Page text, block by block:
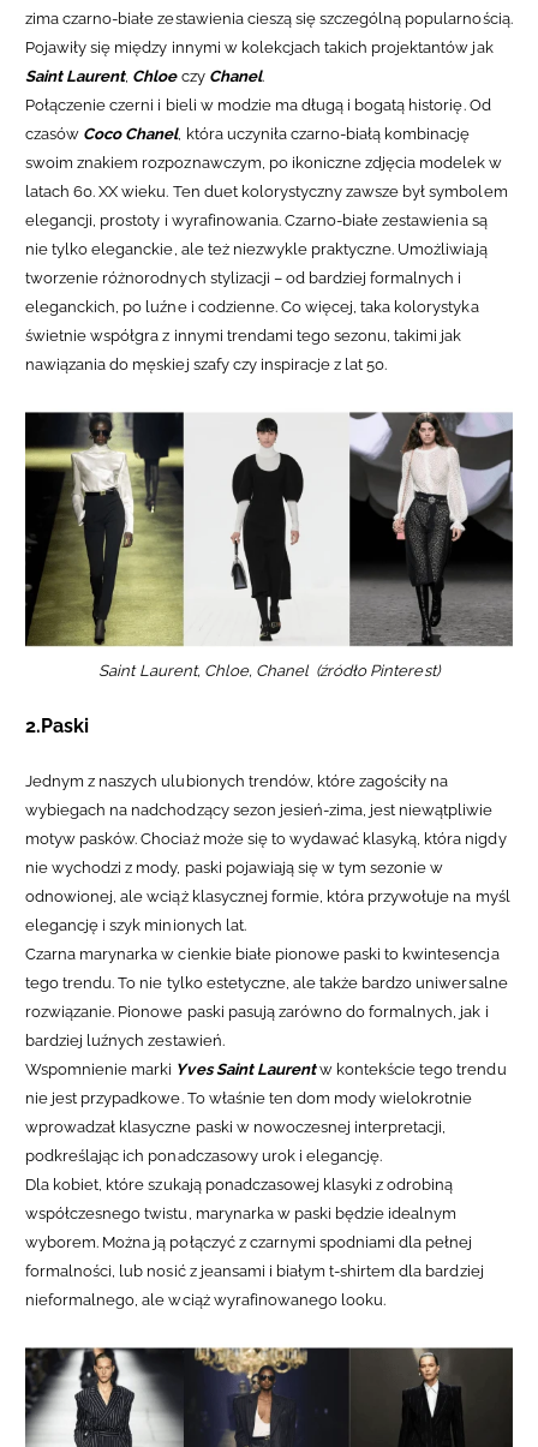
zima czarno-białe zestawienia cieszą się szczególną popularnością.
Pojawiły się między innymi w kolekcjach takich projektantów jak
Saint Laurent, Chloeczy Chanel.
Połączenie czerni i bieli w modzie ma długą i bogatą historię. Od
czasów Coco Chanel, która uczyniła czarno-białą kombinację
swoim znakiem rozpoznawczym, po ikoniczne zdjęcia modelek w
latach 60. XX wieku. Ten duet kolorystyczny zawsze był symbolem
elegancji, prostoty i wyrafinowania. Czarno-białe zestawienia są
nie tylko eleganckie, ale też niezwykle praktyczne. Umożliwiają
tworzenie różnorodnych stylizacji – od bardziej formalnych i
eleganckich, po luźne i codzienne. Co więcej, taka kolorystyka
świetnie współgra z innymi trendami tego sezonu, takimi jak
nawiązania do męskiej szafy czy inspiracje z lat 50.
Saint Laurent, Chloe, Chanel (źródło Pinterest)
2.Paski
Jednym z naszych ulubionych trendów, które zagościły na
wybiegach na nadchodzący sezon jesień-zima, jest niewątpliwie
motyw pasków. Chociaż może się to wydawać klasyką, która nigdy
nie wychodzi z mody, paski pojawiają się w tym sezonie w
odnowionej, ale wciąż klasycznej formie, która przywołuje na myśl
elegancję i szyk minionych lat.
Czarna marynarka w cienkie białe pionowe paski to kwintesencja
tego trendu. To nie tylko estetyczne, ale także bardzo uniwersalne
rozwiązanie. Pionowe paski pasują zarówno do formalnych, jak i
bardziej luźnych zestawień.
Wspomnienie marki Yves Saint Laurentw kontekście tego trendu
nie jest przypadkowe. To właśnie ten dom mody wielokrotnie
wprowadzał klasyczne paski w nowoczesnej interpretacji,
podkreślając ich ponadczasowy urok i elegancję.
Dla kobiet, które szukają ponadczasowej klasyki z odrobiną
współczesnego twistu, marynarka w paski będzie idealnym
wyborem. Można ją połączyć z czarnymi spodniami dla pełnej
formalności, lub nosić z jeansami i białym t-shirtem dla bardziej
nieformalnego, ale wciąż wyrafinowanego looku.